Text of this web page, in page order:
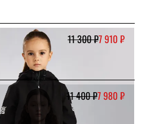
11 300 ₽7 910 ₽
11 400 ₽7 980 ₽